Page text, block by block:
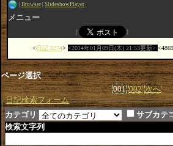
Browser SlideshowPlayer
メニュー
日記:3274 2014年01月09日(木) 21:53更新
ページ選択
001 002 次へ
日記検索フォーム
カテゴリ
サブカテ
検索文字列